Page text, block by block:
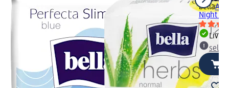
bella
Night